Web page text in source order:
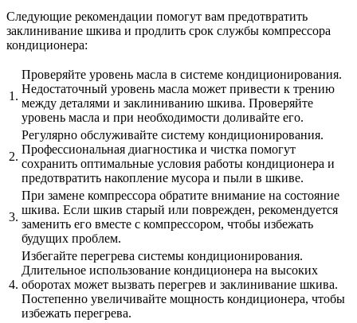
Следующие рекомендации помогут вам предотвратить
заклинивание шкива и продлить срок службы компрессора
кондиционера:
1.
Проверяйте уровень масла в системе кондиционирования.
Недостаточный уровень масла может привести к трению
между деталями и заклиниванию шкива. Проверяйте
уровень масла и при необходимости доливайте его.
2.
Регулярно обслуживайте систему кондиционирования.
Профессиональная диагностика и чистка помогут
сохранить оптимальные условия работы кондиционера и
предотвратить накопление мусора и пыли в шкиве.
3.
При замене компрессора обратите внимание на состояние
шкива. Если шкив старый или поврежден, рекомендуется
заменить его вместе с компрессором, чтобы избежать
будущих проблем.
4.
Избегайте перегрева системы кондиционирования.
Длительное использование кондиционера на высоких
оборотах может вызвать перегрев и заклинивание шкива.
Постепенно увеличивайте мощность кондиционера, чтобы
избежать перегрева.